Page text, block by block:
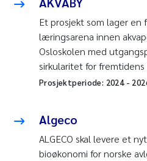
Et prosjekt som lager en
læringsarena innen
Osloskolen med
sirkularitet for fremtidens
Prosjektperiode: 2024-
Algeco
ALGECO skal levere et
bioøkonomi for norske